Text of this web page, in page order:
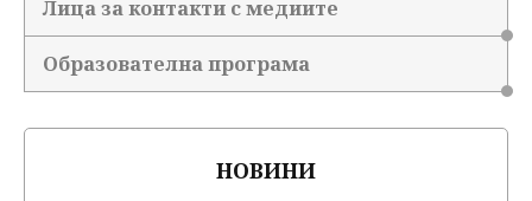
Лица за контакти с медиите
Образователна програма
НОВИНИ